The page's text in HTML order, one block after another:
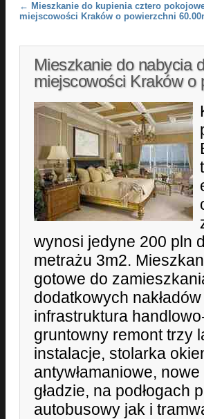
Post navigation
← Mieszkanie do kupienia cztero
miejscowości Kraków o powierzchni
Mieszkanie do nabycia
miejscowości Kraków o
wynosi jedyne 200 pln
metrażu 3m2.
gotowe do
dodatkowych
infrastruktura
gruntowny remont trzy
instalacje, stolarka
antywłamaniowe,
gładzie, na
autobusowy jak i